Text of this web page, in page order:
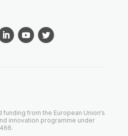
from the European Union’s
innovation programme under